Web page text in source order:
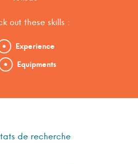
out these skills :
Experience
Equipments
de recherche